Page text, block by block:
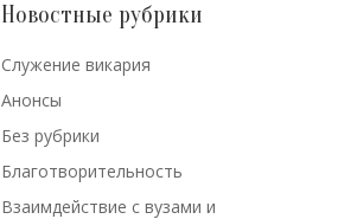
Новостные рубрики
Cлужение викария
Анонсы
Без рубрики
Благотворительность
Взаимдействие с вузами и